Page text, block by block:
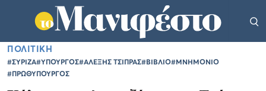
ΠΟΛΙΤΙΚΗ
#ΣΥΡΙΖΑ#ΥΠΟΥΡΓΟΣ#ΑΛΕΞΗΣ ΤΣΙΠΡΑΣ#ΒΙΒΛΙΟ#ΜΝΗΜΟΝΙΟ
#ΠΡΩΘΥΠΟΥΡΓΟΣ